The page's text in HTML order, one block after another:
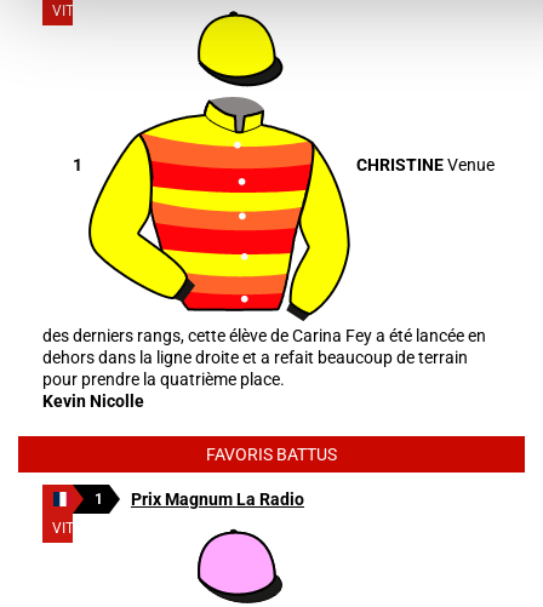
VITTEL
1 CHRISTINEVenue
des derniers rangs, cette élève de Carina Fey a été lancée en
dehors dans la ligne droite et a refait beaucoup de terrain
pour prendre la quatrième place.
Kevin Nicolle
FAVORIS BATTUS
VITTEL
1 Prix Magnum La Radio